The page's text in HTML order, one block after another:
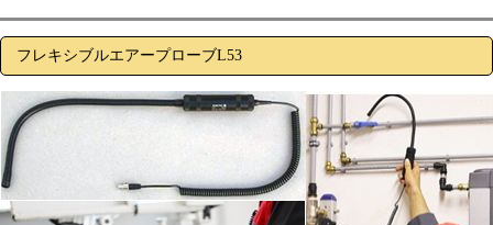
フレキシブルエアープローブL53